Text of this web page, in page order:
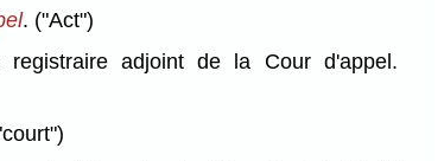
. ("Act")
adjoint de la Cour d'appel.